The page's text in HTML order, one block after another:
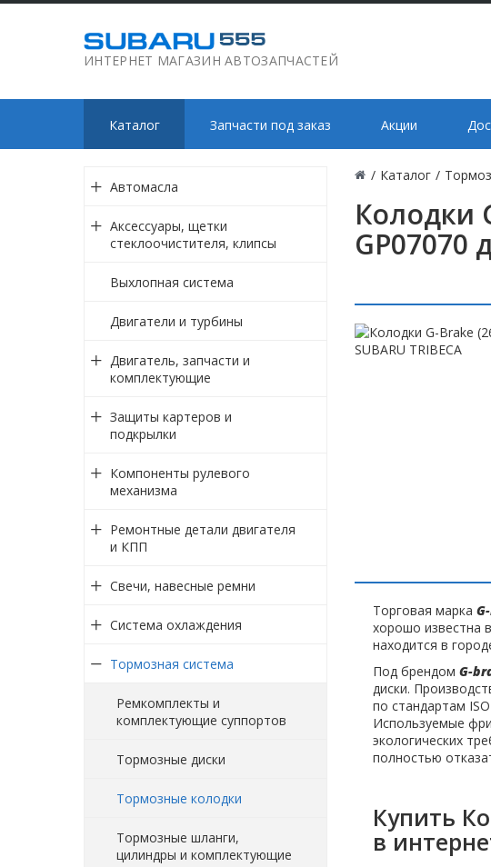
ИНТЕРНЕТ МАГАЗИН АВТОЗАПЧАСТЕЙ
Каталог Запчасти под заказ Акции
/ Каталог /
Колодки
GP07070
Автомасла
Аксессуары, щетки
стеклоочистителя, клипсы
Выхлопная система
Двигатели и турбины
Двигатель, запчасти и
комплектующие
Защиты картеров и
подкрылки
Компоненты рулевого
механизма
Ремонтные детали двигателя
и КПП
Свечи, навесные ремни
Система охлаждения
Тормозная система
Ремкомплекты и
комплектующие суппортов
Тормозные диски
Тормозные колодки
Тормозные шланги,
цилиндры и комплектующие
Торговая марка
хорошо известна
находится в
Под брендом G-
диски.
по стандартам
Используемые
экологических
полностью
Купить
в